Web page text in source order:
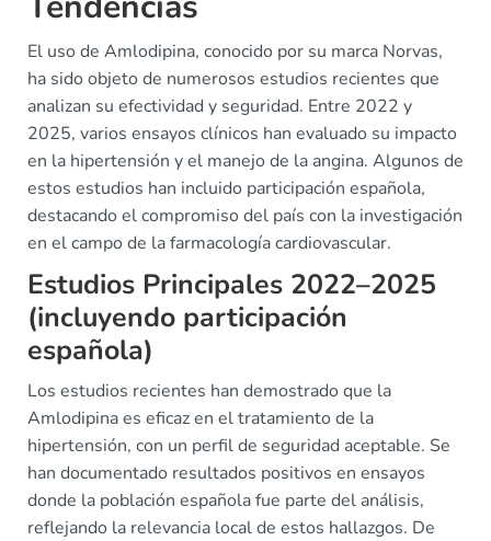
El uso de Amlodipina, conocido por su marca Norvas,
ha sido objeto de numerosos estudios recientes que
analizan su efectividad y seguridad. Entre 2022 y
2025, varios ensayos clínicos han evaluado su impacto
en la hipertensión y el manejo de la angina. Algunos de
estos estudios han incluido participación española,
destacando el compromiso del país con la investigación
en el campo de la farmacología cardiovascular.
Estudios Principales 2022–2025
(incluyendo participación
española)
Los estudios recientes han demostrado que la
Amlodipina es eficaz en el tratamiento de la
hipertensión, con un perfil de seguridad aceptable. Se
han documentado resultados positivos en ensayos
donde la población española fue parte del análisis,
reflejando la relevancia local de estos hallazgos. De